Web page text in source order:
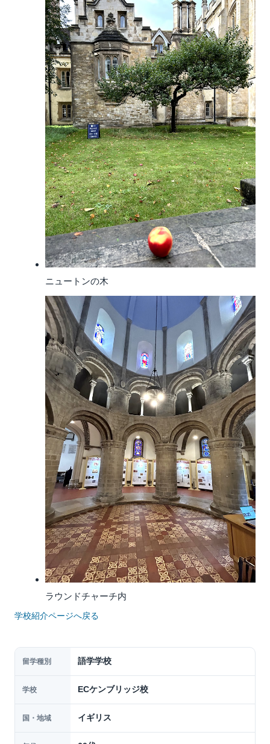
ニュートンの木
ラウンドチャーチ内
学校紹介ページへ戻る
留学種別 語学学校
学校 ECケンブリッジ校
国・地域 イギリス